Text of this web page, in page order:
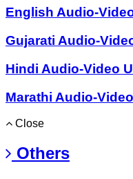
English Audio-
Gujarati Audio-
Hindi Audio-Video
Marathi Audio-
Close
Others